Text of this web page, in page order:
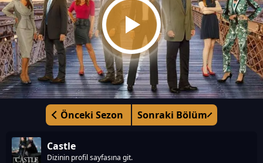
Önceki Sezon Sonraki Bölüm
Castle
Dizinin profil sayfasına git.